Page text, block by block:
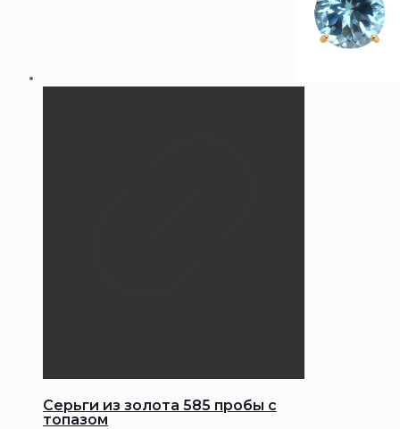
Серьги из золота 585 пробы с
топазом